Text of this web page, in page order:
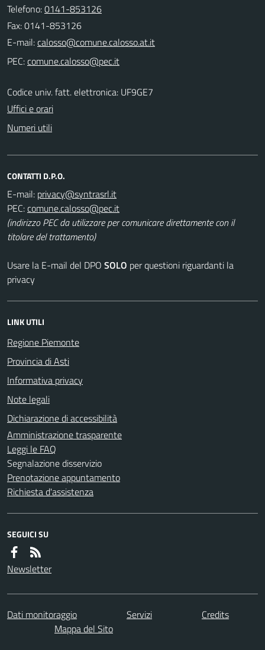
Telefono:0141-853126
Fax: 0141-853126
E-mail:
PEC:
Codice univ. fatt. elettronica: UF9GE7
Uffici e orari
Numeri utili
CONTATTI D.P.O.
E-mail:
PEC:
(indirizzo PEC da utilizzare per comunicare direttamente con il
titolare del trattamento)
Usare la E-mail del DPO SOLO per questioni riguardanti la
privacy
LINK UTILI
Regione Piemonte
Provincia di Asti
Informativa privacy
Note legali
Dichiarazione di accessibilità
Amministrazione trasparente
Leggi le FAQ
Segnalazione disservizio
Prenotazione appuntamento
Richiesta d'assistenza
SEGUICI SU
Newsletter
Dati monitoraggio Servizi
Credits
Mappa del Sito